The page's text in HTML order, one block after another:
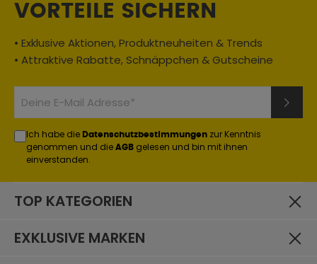
VORTEILE SICHERN
• Exklusive Aktionen, Produktneuheiten & Trends
• Attraktive Rabatte, Schnäppchen & Gutscheine
Ich habe die Datenschutzbestimmungen zur Kenntnis
genommen und die AGB gelesen und bin mit ihnen
einverstanden.
TOP KATEGORIEN
EXKLUSIVE MARKEN